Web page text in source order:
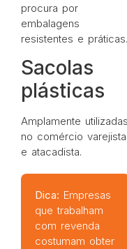
procura por
embalagens
resistentes e práticas.
Sacolas
plásticas
Amplamente utilizadas
no comércio varejista
e atacadista.
Dica: Empresas
que trabalham
com revenda
costumam obter